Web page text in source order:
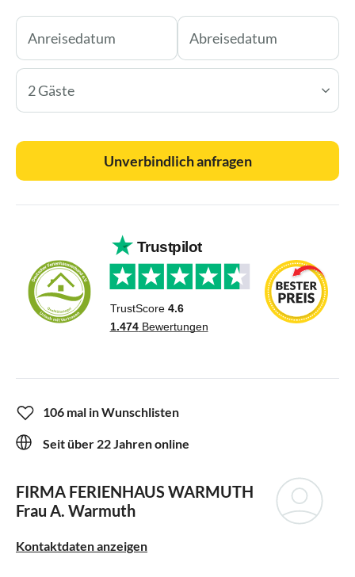
2 Gäste
Unverbindlich anfragen
106 mal in Wunschlisten
Seit über 22 Jahren online
FIRMA FERIENHAUS WARMUTH
Frau A. Warmuth
Kontaktdaten anzeigen